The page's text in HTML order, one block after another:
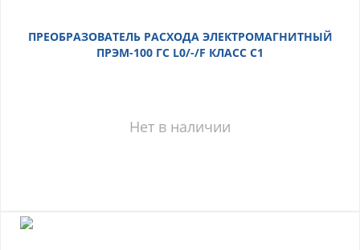
ПРЕОБРАЗОВАТЕЛЬ РАСХОДА ЭЛЕКТРОМАГНИТНЫЙ
ПРЭМ-100 ГС L0/-/F КЛАСС C1
Нет в наличии